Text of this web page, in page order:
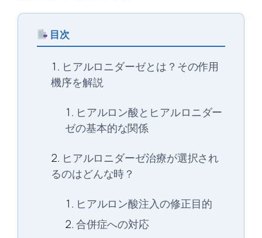
目次
ヒアルロニダーゼとは？その作用
機序を解説
ヒアルロン酸とヒアルロニダー
ゼの基本的な関係
ヒアルロニダーゼ治療が選択され
るのはどんな時？
ヒアルロン酸注入の修正目的
合併症への対応